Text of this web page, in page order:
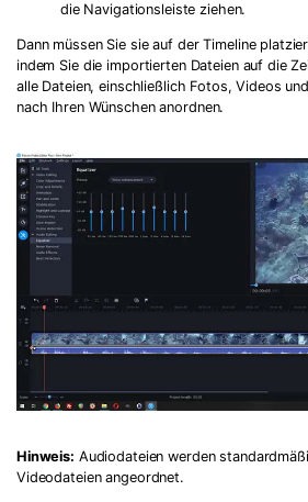
die Navigationsleiste ziehen.
Dann müssen Sie sie auf der Timeline
indem Sie die importierten Dateien auf die
alle Dateien, einschließlich Fotos, Videos
nach Ihren Wünschen anordnen.
Hinweis: Audiodateien werden
Videodateien angeordnet.